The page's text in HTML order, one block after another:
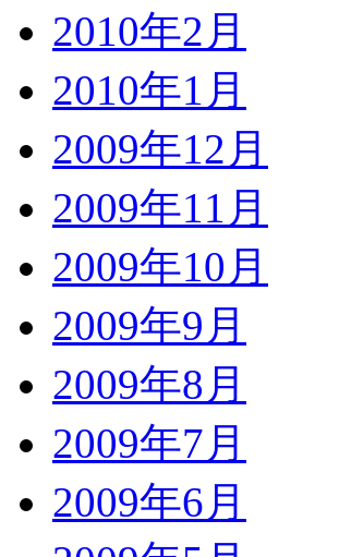
2010年2月
2010年1月
2009年12月
2009年11月
2009年10月
2009年9月
2009年8月
2009年7月
2009年6月